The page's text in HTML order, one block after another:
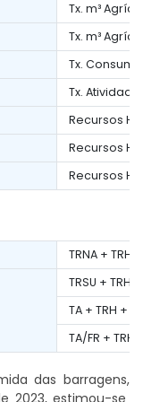
Tx. m³
Tx. m³
Tx.
Tx.
Recursos
Recursos
Recursos
TRNA + TRH
TRSU + TRH
TA + TRH +
TA/FR + TRH
das barragens,